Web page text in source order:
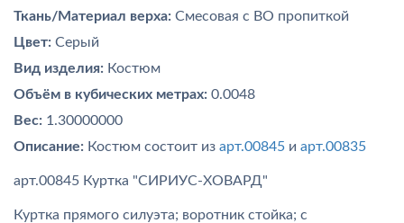
Ткань/Материал верха: Смесовая с ВО пропиткой
Цвет: Серый
Вид изделия: Костюм
Объём в кубических метрах: 0.0048
Вес: 1.30000000
Описание: Костюм состоит из арт.00845 и арт.00835
арт.00845 Куртка "СИРИУС-ХОВАРД"
Куртка прямого силуэта; воротник стойка; с